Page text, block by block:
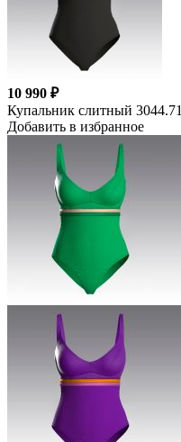
10 990 ₽
Купальник слитный 3044.71
Добавить в избранное